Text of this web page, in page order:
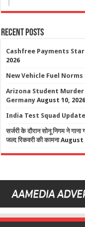
Recent Posts
Cashfree Payments
2026
New Vehicle Fuel Norms
Arizona Student
Germany August 10, 2026
India Test Squad
सर्जरी के दौरान सोनू निगम ने
जल्द रिकवरी की कामना August